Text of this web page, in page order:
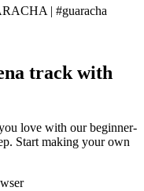
| #guaracha
track with
love with our beginner-
Start making your own